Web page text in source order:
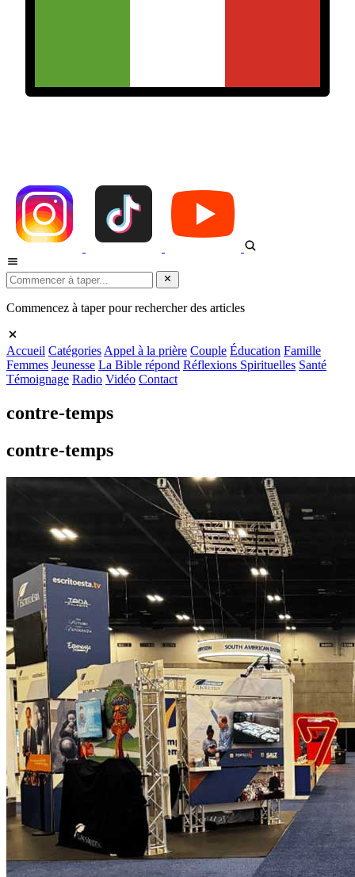
Commencez à taper pour rechercher des articles
Accueil Catégories Appel à la prière Couple Éducation Famille
Femmes Jeunesse La Bible répond Réflexions Spirituelles Santé
Témoignage Radio Vidéo Contact
contre-temps
contre-temps